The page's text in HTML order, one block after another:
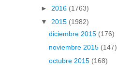
► 2016 (1763)
▼ 2015 (1982)
diciembre 2015 (176)
noviembre 2015 (147)
octubre 2015 (168)